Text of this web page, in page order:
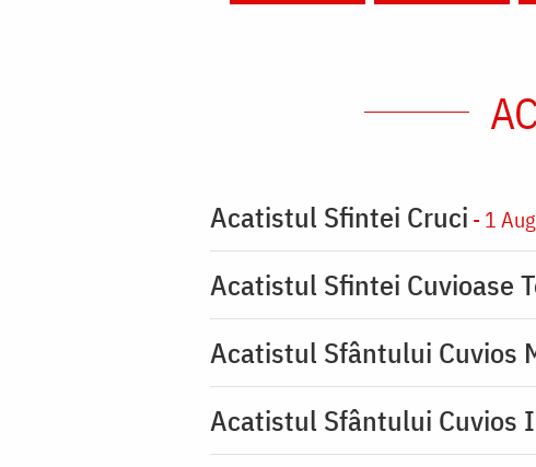
Acatistul Sfintei Cruci - 1
Acatistul Sfintei Cuvioase
Acatistul Sfântului Cuvios
Acatistul Sfântului Cuvios